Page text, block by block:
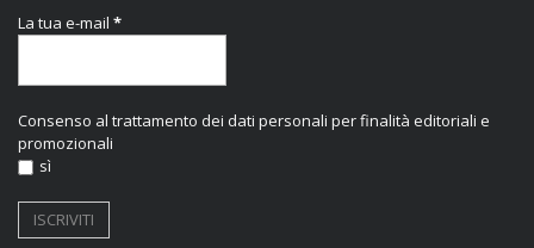
La tua e-mail *
Consenso al trattamento dei dati personali per finalità editoriali e
promozionali
sì